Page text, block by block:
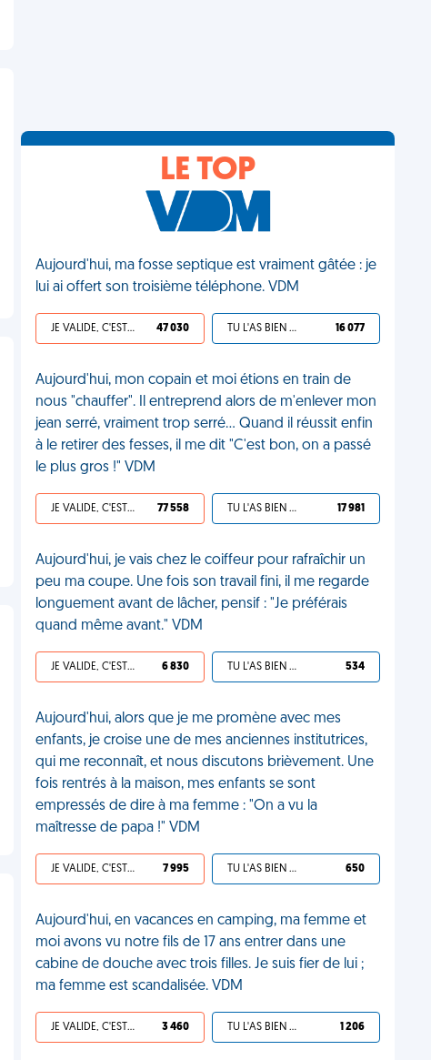
LE TOP
Aujourd'hui, ma fosse septique est vraiment gâtée : je
lui ai offert son troisième téléphone. VDM
JE VALIDE, C'EST UNE VDM 47 030 TU L'AS BIEN MÉRITÉ 16 077
Aujourd'hui, mon copain et moi étions en train de
nous "chauffer". Il entreprend alors de m'enlever mon
jean serré, vraiment trop serré... Quand il réussit enfin
à le retirer des fesses, il me dit "C'est bon, on a passé
le plus gros !" VDM
JE VALIDE, C'EST UNE VDM 77 558 TU L'AS BIEN MÉRITÉ 17 981
Aujourd'hui, je vais chez le coiffeur pour rafraîchir un
peu ma coupe. Une fois son travail fini, il me regarde
longuement avant de lâcher, pensif : "Je préférais
quand même avant." VDM
JE VALIDE, C'EST UNE VDM 6 830 TU L'AS BIEN MÉRITÉ 534
Aujourd'hui, alors que je me promène avec mes
enfants, je croise une de mes anciennes institutrices,
qui me reconnaît, et nous discutons brièvement. Une
fois rentrés à la maison, mes enfants se sont
empressés de dire à ma femme : "On a vu la
maîtresse de papa !" VDM
JE VALIDE, C'EST UNE VDM 7 995 TU L'AS BIEN MÉRITÉ 650
Aujourd'hui, en vacances en camping, ma femme et
moi avons vu notre fils de 17 ans entrer dans une
cabine de douche avec trois filles. Je suis fier de lui ;
ma femme est scandalisée. VDM
JE VALIDE, C'EST UNE VDM 3 460 TU L'AS BIEN MÉRITÉ 1 206